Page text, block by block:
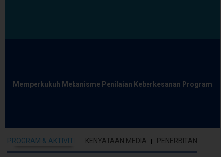
Memperkukuh Mekanisme Penilaian Keberkesanan Program
PROGRAM & AKTIVITI KENYATAAN MEDIA PENERBITAN